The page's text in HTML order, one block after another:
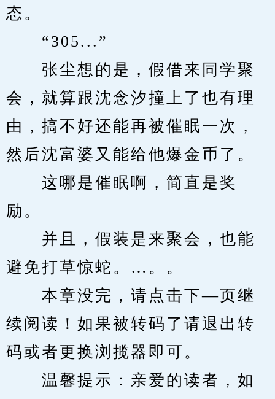
态。
“305...”
张尘想的是，假借来同学聚
会，就算跟沈念汐撞上了也有理
由，搞不好还能再被催眠一次，
然后沈富婆又能给他爆金币了。
这哪是催眠啊，简直是奖
励。
并且，假装是来聚会，也能
避免打草惊蛇。…。。
本章没完，请点击下—页继
续阅读！如果被转码了请退出转
码或者更换浏揽器即可。
温馨提示：亲爱的读者，如